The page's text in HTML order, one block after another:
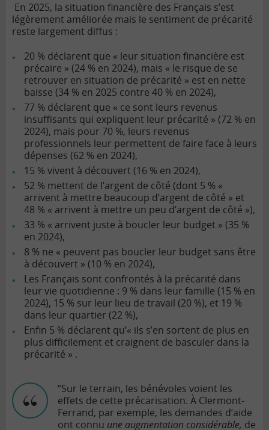
En 2025, la situation financière des Français s’est
légèrement améliorée mais le sentiment de précarité
reste largement diffus :
20 % déclarent que « leur situation financière est
précaire » (24 % en 2024), mais « le risque de se
retrouver en situation de précarité » est en nette
baisse (34 % en 2025 contre 40 % en 2024),
77 % déclarent que « ce sont leurs revenus
insuffisants qui expliquent leur précarité » (72 % en
2024), mais pour 70 %, leurs revenus
professionnels leur permettent de faire face à leurs
dépenses (62 % en 2024),
15 % vivent à découvert (16 % en 2024),
52 % mettent de l’argent de côté (dont 5 % «
arrivent à mettre beaucoup d’argent de côté » et
48 % « arrivent à mettre un peu d’argent de côté »),
33 % « arrivent juste à boucler leur budget » (35 %
en 2024),
8 % ne « peuvent pas boucler leur budget sans être
à découvert » (10 % en 2024),
Les Français sont confrontés à la précarité dans
leur vie quotidienne : 9 % dans leur famille (15 % en
2024), 15 % sur leur lieu de travail (20 %), et 19 %
dans leur quartier (22 %),
Enfin 5 % déclarent qu’« ils s’en sortent de plus en
plus difficilement et craignent de basculer dans la
précarité » .
“Sur le terrain, les bénévoles voient les
effets de cette précarisation. À Clermont-
Ferrand, par exemple, les demandes d’aide
ont connu une augmentation considérable, de